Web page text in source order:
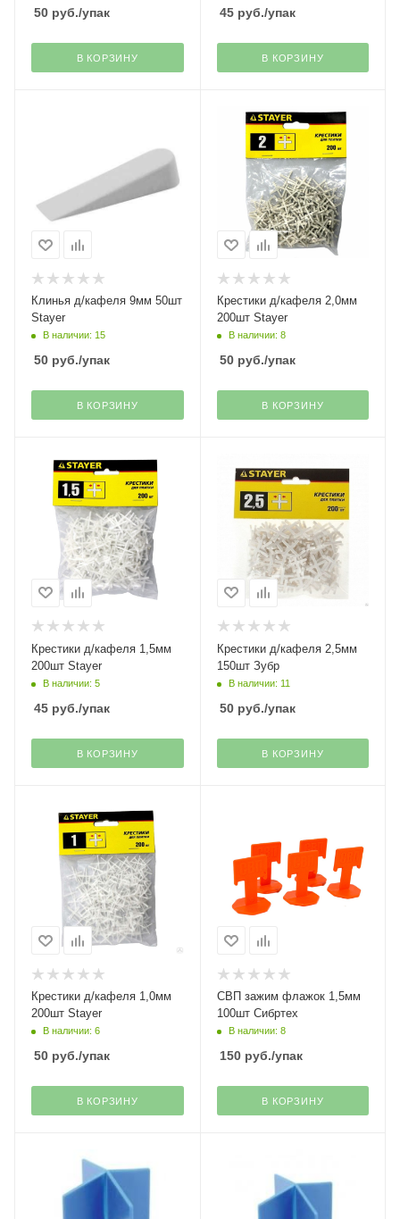
50 руб./упак
В КОРЗИНУ
45руб./упак
В КОРЗИНУ
Клинья д/кафеля 9мм 50шт
Stayer
В наличии: 15
50 руб./упак
В КОРЗИНУ
Крестики д/кафеля 2,0мм
200шт Stayer
В наличии: 8
50руб./упак
В КОРЗИНУ
Крестики д/кафеля 1,5мм
200шт Stayer
В наличии: 5
45 руб./упак
В КОРЗИНУ
Крестики д/кафеля 2,5мм
150шт Зубр
В наличии: 11
50руб./упак
В КОРЗИНУ
Крестики д/кафеля 1,0мм
200шт Stayer
В наличии: 6
50 руб./упак
В КОРЗИНУ
СВП зажим флажок 1,5мм
100шт Сибртех
В наличии: 8
150руб./упак
В КОРЗИНУ